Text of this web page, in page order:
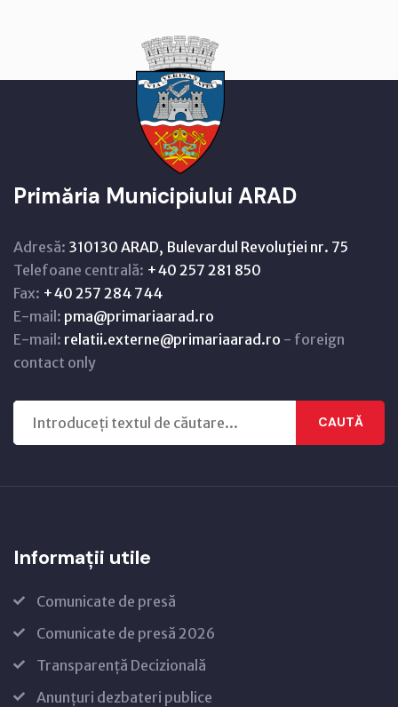
Primăria Municipiului ARAD
Adresă: 310130 ARAD, Bulevardul Revoluţiei nr. 75
Telefoane centrală: +40 257 281 850
Fax: +40 257 284 744
E-mail: pma@primariaarad.ro
E-mail: relatii.externe@primariaarad.ro - foreign
contact only
CAUTĂ
Informații utile
Comunicate de presă
Comunicate de presă 2026
Transparență Decizională
Anunțuri dezbateri publice